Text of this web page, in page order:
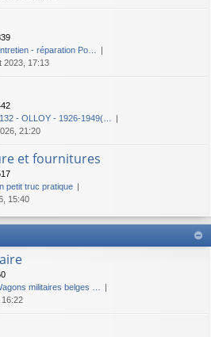
- réparation Po…
2023, 17:13
- OLLOY - 1926-1949(…
21:20
et fournitures
petit truc pratique
15:40
militaires belges …
16:22